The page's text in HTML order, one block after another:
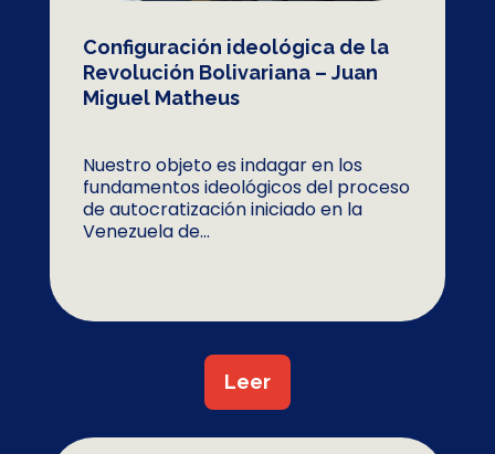
Configuración ideológica de la
Revolución Bolivariana – Juan
Miguel Matheus
Nuestro objeto es indagar en los
fundamentos ideológicos del proceso
de autocratización iniciado en la
Venezuela de...
Leer